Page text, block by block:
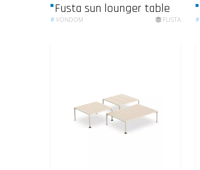
Fusta sun lounger table
#VONDOM FUSTA #